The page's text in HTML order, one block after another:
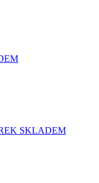
SKLADEM